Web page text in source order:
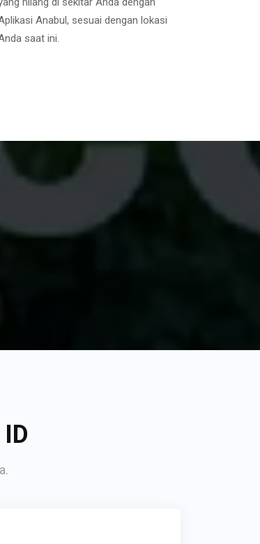
Anabul, sesuai dengan lokasi
saat ini.